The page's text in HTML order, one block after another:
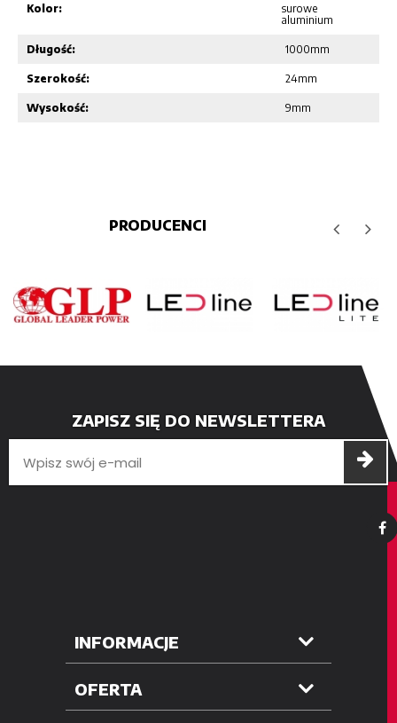
Kolor:
surowe
aluminium
Długość: 1000mm
Szerokość: 24mm
Wysokość: 9mm
PRODUCENCI
ZAPISZ SIĘ DO NEWSLETTERA
INFORMACJE
OFERTA